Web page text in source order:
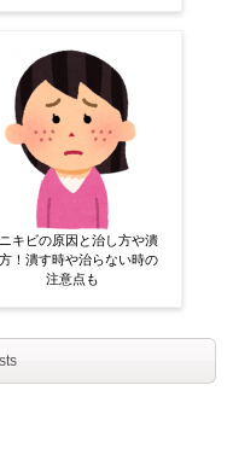
キビの原因と治し方や潰
！潰す時や治らない時の
注意点も